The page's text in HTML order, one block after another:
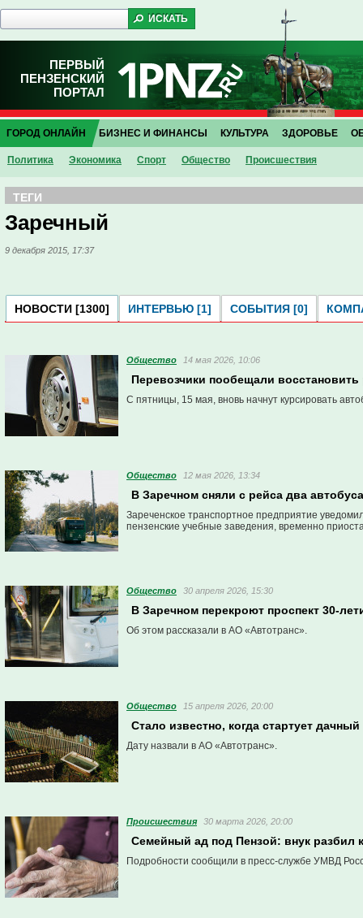
ПЕРВЫЙ
ПЕНЗЕНСКИЙ
ПОРТАЛ
ГОРОД ОНЛАЙН
Политика Экономика Спорт Общество Проиcшествия
БИЗНЕС И ФИНАНСЫ КУЛЬТУРА ЗДОРОВЬЕ
ТЕГИ
Заречный
9 декабря 2015, 17:37
НОВОСТИ [1300] ИНТЕРВЬЮ [1] СОБЫТИЯ [0]
Общество 14 мая 2026, 10:06
Перевозчики пообещали восстановить
С пятницы, 15 мая, вновь начнут курсировать
Общество 12 мая 2026, 13:34
В Заречном сняли с рейса два
Зареченское транспортное предприятие
пензенские учебные заведения, временно
Общество 30 апреля 2026, 15:30
В Заречном перекроют проспект 30-
Об этом рассказали в АО «Автотранс».
Общество 15 апреля 2026, 20:00
Стало известно, когда стартует
Дату назвали в АО «Автотранс».
Проиcшествия 30 марта 2026, 20:00
Семейный ад под Пензой: внук разбил
Подробности сообщили в пресс-службе УМВД